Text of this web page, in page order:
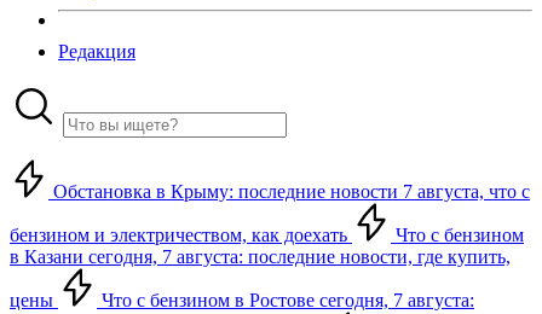
Редакция
Обстановка в Крыму: последние новости 7 августа, что с
бензином и электричеством, как доехать
Что с бензином
в Казани сегодня, 7 августа: последние новости, где купить,
цены Что с бензином в Ростове сегодня, 7 августа: